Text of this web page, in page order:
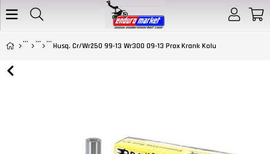
Husq. Cr/Wr250 99-13 Wr300 09-13 Prox Krank Kolu